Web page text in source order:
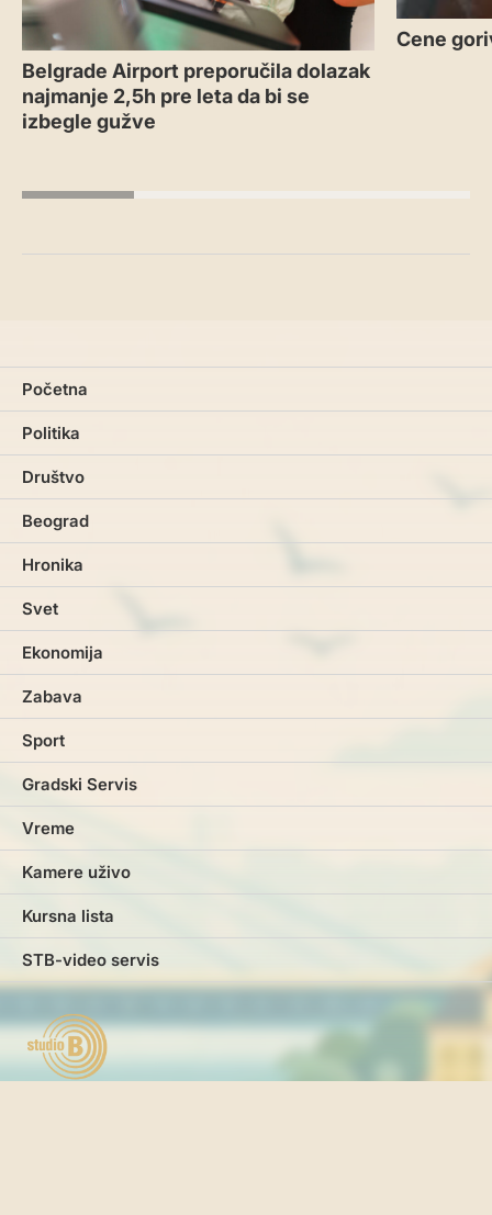
Belgrade Airport preporučila dolazak
najmanje 2,5h pre leta da bi se
izbegle gužve
Cene
Početna
Politika
Društvo
Beograd
Hronika
Svet
Ekonomija
Zabava
Sport
Gradski Servis
Vreme
Kamere uživo
Kursna lista
STB-video servis